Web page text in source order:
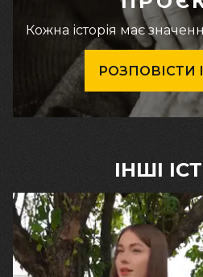
Кожна історія має
РОЗПОВІСТИ
ІНШІ